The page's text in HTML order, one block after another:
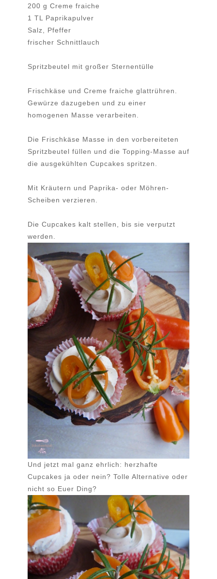
200 g Creme fraiche
1 TL Paprikapulver
Salz, Pfeffer
frischer Schnittlauch
Spritzbeutel mit großer Sternentülle
Frischkäse und Creme fraiche glattrühren.
Gewürze dazugeben und zu einer
homogenen Masse verarbeiten.
Die Frischkäse Masse in den vorbereiteten
Spritzbeutel füllen und die Topping-Masse auf
die ausgekühlten Cupcakes spritzen.
Mit Kräutern und Paprika- oder Möhren-
Scheiben verzieren.
Die Cupcakes kalt stellen, bis sie verputzt
werden.
Und jetzt mal ganz ehrlich: herzhafte
Cupcakes ja oder nein? Tolle Alternative oder
nicht so Euer Ding?